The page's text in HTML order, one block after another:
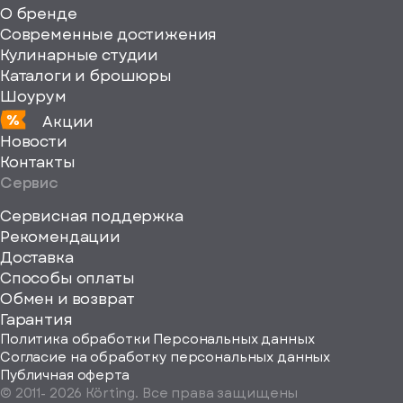
О бренде
Современные достижения
Кулинарные студии
Каталоги и брошюры
Шоурум
Акции
Новости
Контакты
Сервис
Сервисная поддержка
Рекомендации
Доставка
Способы оплаты
Обмен и возврат
Гарантия
Политика обработки Персональных данных
Согласие на обработку персональных данных
Публичная оферта
© 2011- 2026 Körting. Все права защищены